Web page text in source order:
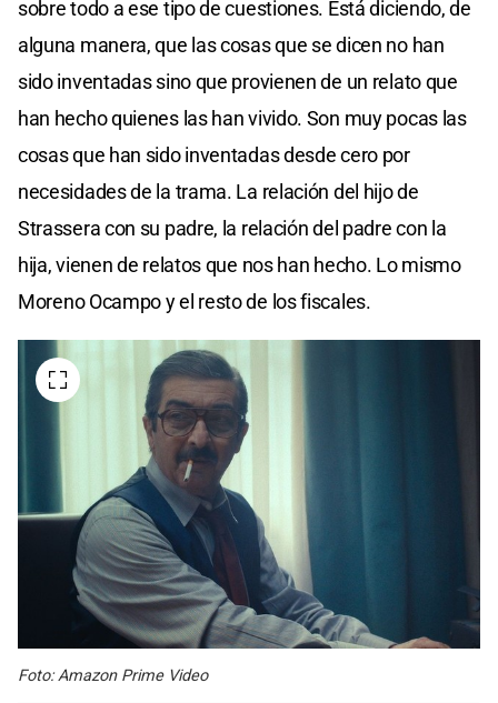
sobre todo a ese tipo de cuestiones. Está diciendo, de
alguna manera, que las cosas que se dicen no han
sido inventadas sino que provienen de un relato que
han hecho quienes las han vivido. Son muy pocas las
cosas que han sido inventadas desde cero por
necesidades de la trama. La relación del hijo de
Strassera con su padre, la relación del padre con la
hija, vienen de relatos que nos han hecho. Lo mismo
Moreno Ocampo y el resto de los fiscales.
Foto: Amazon Prime Video